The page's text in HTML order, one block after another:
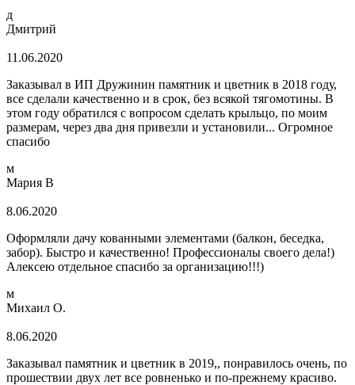
д
Дмитрий
11.06.2020
Заказывал в ИП Дружинин памятник и цветник в 2018 году,
все сделали качественно и в срок, без всякой тягомотины. В
этом году обратился с вопросом сделать крыльцо, по моим
размерам, через два дня привезли и установили... Огромное
спасибо
м
Мария В
8.06.2020
Оформляли дачу кованными элементами (балкон, беседка,
забор). Быстро и качественно! Профессионалы своего дела!)
Алексею отдельное спасибо за организацию!!!)
м
Михаил О.
8.06.2020
Заказывал памятник и цветник в 2019,, понравилось очень, по
прошествии двух лет все ровненько и по-прежнему красиво.